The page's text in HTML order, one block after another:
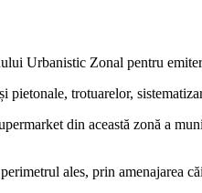
Urbanistic Zonal pentru
trotuarelor,
din această zonă a
ales, prin amenajarea